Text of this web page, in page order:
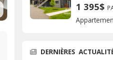
1 395$
DERNIÈRES